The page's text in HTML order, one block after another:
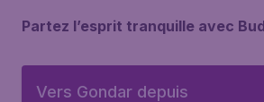
Partez l’esprit tranquille avec
Vers Gondar depuis